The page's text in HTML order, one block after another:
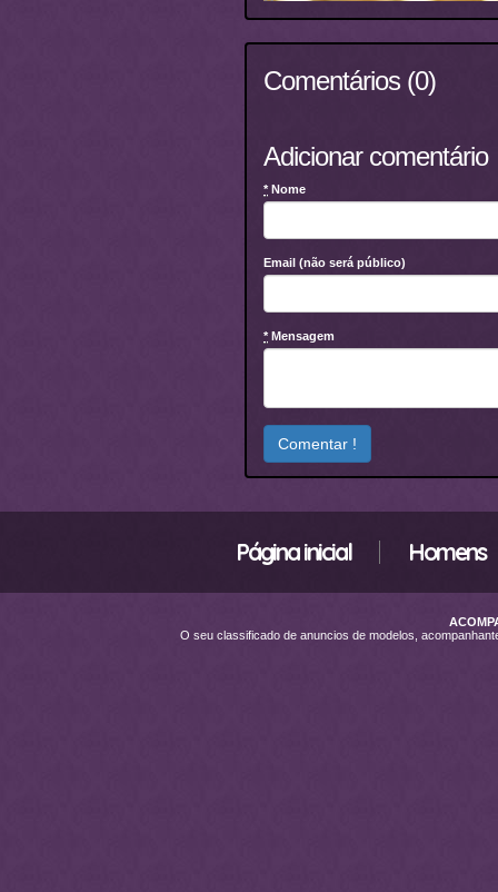
Comentários (0)
Adicionar comentário
*Nome
Email (não será público)
* Mensagem
Página inicial Homens
O seu classificado de anuncios de modelos,